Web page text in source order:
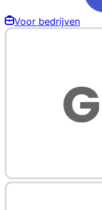
Voor bedrijven